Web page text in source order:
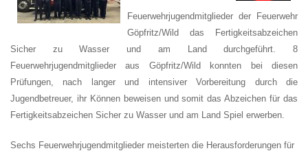
Feuerwehrjugendmitglieder der Feuerwehr
Göpfritz/Wild das Fertigkeitsabzeichen
Sicher zu Wasser und am Land durchgeführt. 8
Feuerwehrjugendmitglieder aus Göpfritz/Wild konnten bei diesen
Prüfungen, nach langer und intensiver Vorbereitung durch die
Jugendbetreuer, ihr Können beweisen und somit das Abzeichen für das
Fertigkeitsabzeichen Sicher zu Wasser und am Land Spiel erwerben.
Sechs Feuerwehrjugendmitglieder meisterten die Herausforderungen für